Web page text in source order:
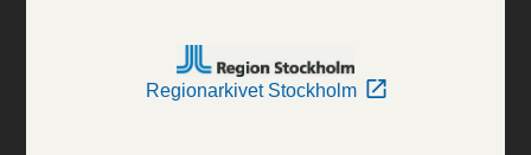
Regionarkivet Stockholm